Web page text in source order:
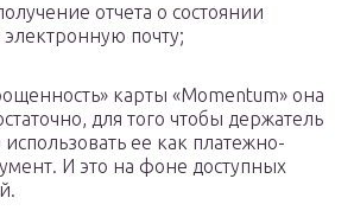
отчета о состоянии
электронную почту;
карты «Momentum» она
для того чтобы держатель
ее как платежно-
И это на фоне доступных